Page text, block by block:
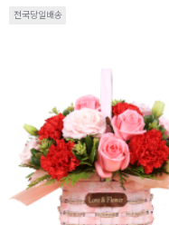
전국당일배송